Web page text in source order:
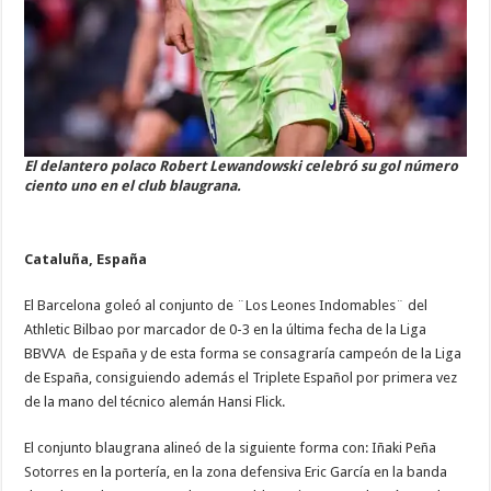
El delantero polaco Robert Lewandowski celebró su gol número
ciento uno en el club blaugrana.
Cataluña, España
El Barcelona goleó al conjunto de ¨Los Leones Indomables¨ del
Athletic Bilbao por marcador de 0-3 en la última fecha de la Liga
BBVVA de España y de esta forma se consagraría campeón de la Liga
de España, consiguiendo además el Triplete Español por primera vez
de la mano del técnico alemán Hansi Flick.
El conjunto blaugrana alineó de la siguiente forma con: Iñaki Peña
Sotorres en la portería, en la zona defensiva Eric García en la banda